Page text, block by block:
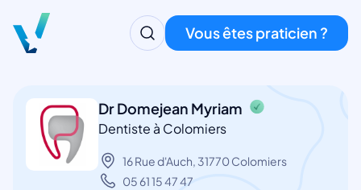
Vous êtes praticien ?
Dr Domejean Myriam
Dentiste à Colomiers
16 Rue d'Auch, 31770 Colomiers
05 61 15 47 47